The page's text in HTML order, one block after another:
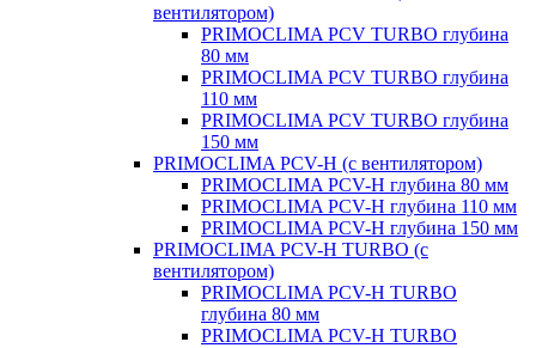
вентилятором)
PRIMOCLIMA PCV TURBO глубина
80 мм
PRIMOCLIMA PCV TURBO глубина
110 мм
PRIMOCLIMA PCV TURBO глубина
150 мм
PRIMOCLIMA PCV-H (c вентилятором)
PRIMOCLIMA PCV-H глубина 80 мм
PRIMOCLIMA PCV-H глубина 110 мм
PRIMOCLIMA PCV-H глубина 150 мм
PRIMOCLIMA PCV-H TURBO (c
вентилятором)
PRIMOCLIMA PCV-H TURBO
глубина 80 мм
PRIMOCLIMA PCV-H TURBO